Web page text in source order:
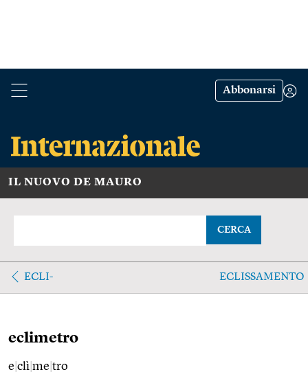
Abbonarsi
IL NUOVO DE MAURO
CERCA
ECLI- ECLISSAMENTO
eclimetro
e clì me tro